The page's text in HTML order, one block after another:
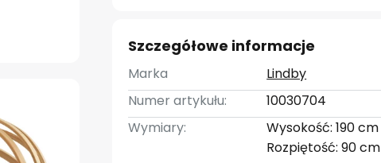
Szczegółowe informacje
Marka
Lindby
Numer artykułu:
10030704
Wymiary:
Wysokość: 190 cm
Rozpiętość: 90 cm